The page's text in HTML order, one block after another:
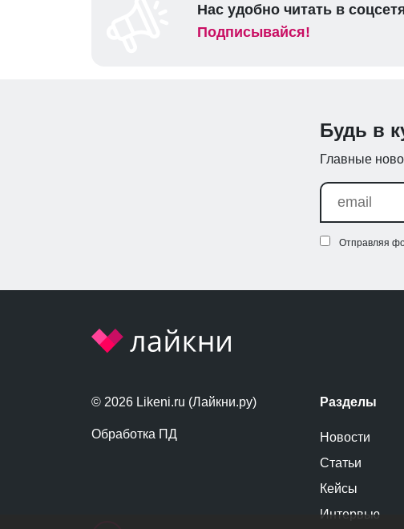
Нас удобно читать в
Подписывайся!
Будь в
Главные
Отправляя
© 2026 Likeni.ru (Лайкни.ру)
Обработка ПД
Разделы
Новости
Статьи
Кейсы
Интервью